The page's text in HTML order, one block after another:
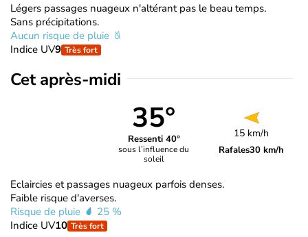
Légers passages nuageux n'altérant pas le beau temps.
Sans précipitations.
Aucun risque de pluie
Indice UV9 Très fort
Cet après-midi
35°
Ressenti 40°
sous l’influence du
soleil
15 km/h
Rafales30 km/h
Eclaircies et passages nuageux parfois denses.
Faible risque d'averses.
Risque de pluie
25 %
Indice UV10 Très fort